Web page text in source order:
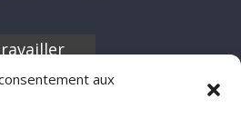
aux
souhaites